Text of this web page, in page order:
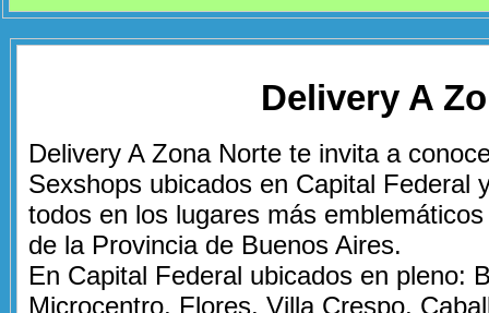
Delivery A
Delivery A Zona Norte te invita a
Sexshops ubicados en Capital Federal
todos en los lugares más
de la Provincia de Buenos Aires.
En Capital Federal ubicados en pleno:
Microcentro, Flores, Villa Crespo,